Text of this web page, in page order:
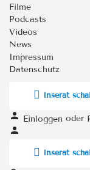
Filme
Podcasts
Videos
News
Impressum
Datenschutz
Inserat
Einloggen oder
Inserat